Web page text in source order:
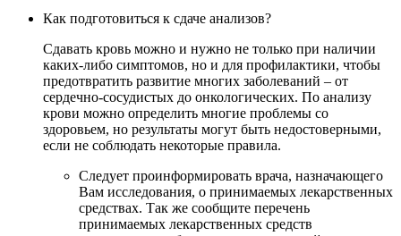
Как подготовиться к сдаче анализов?
Сдавать кровь можно и нужно не только при наличии
каких-либо симптомов, но и для профилактики, чтобы
предотвратить развитие многих заболеваний – от
сердечно-сосудистых до онкологических. По анализу
крови можно определить многие проблемы со
здоровьем, но результаты могут быть недостоверными,
если не соблюдать некоторые правила.
Следует проинформировать врача, назначающего
Вам исследования, о принимаемых лекарственных
средствах. Так же сообщите перечень
принимаемых лекарственных средств